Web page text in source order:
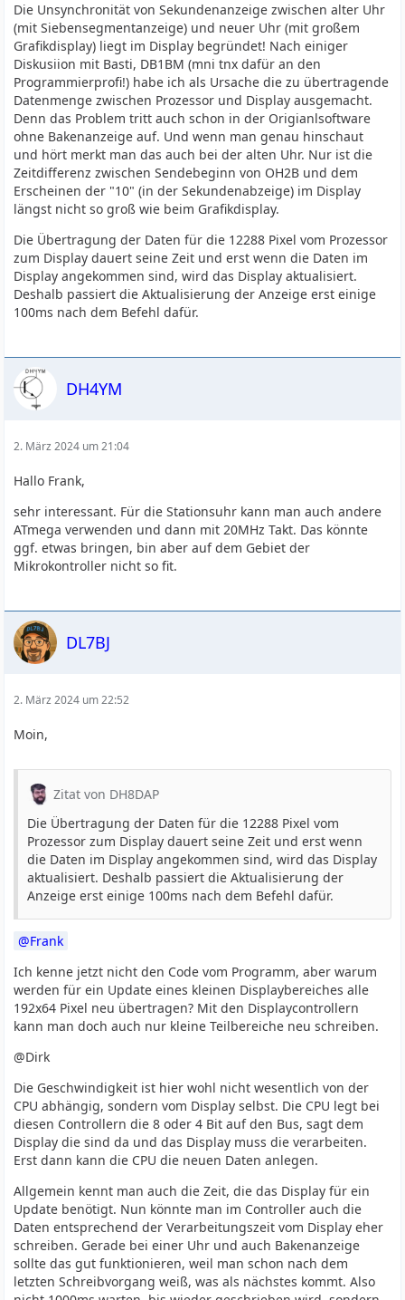
Die Unsynchronität von Sekundenanzeige zwischen alter Uhr
(mit Siebensegmentanzeige) und neuer Uhr (mit großem
Grafikdisplay) liegt im Display begründet! Nach einiger
Diskusiion mit Basti, DB1BM (mni tnx dafür an den
Programmierprofi!) habe ich als Ursache die zu übertragende
Datenmenge zwischen Prozessor und Display ausgemacht.
Denn das Problem tritt auch schon in der Origianlsoftware
ohne Bakenanzeige auf. Und wenn man genau hinschaut
und hört merkt man das auch bei der alten Uhr. Nur ist die
Zeitdifferenz zwischen Sendebeginn von OH2B und dem
Erscheinen der "10" (in der Sekundenabzeige) im Display
längst nicht so groß wie beim Grafikdisplay.
Die Übertragung der Daten für die 12288 Pixel vom Prozessor
zum Display dauert seine Zeit und erst wenn die Daten im
Display angekommen sind, wird das Display aktualisiert.
Deshalb passiert die Aktualisierung der Anzeige erst einige
100ms nach dem Befehl dafür.
DH4YM
2. März 2024 um 21:04
Hallo Frank,
sehr interessant. Für die Stationsuhr kann man auch andere
ATmega verwenden und dann mit 20MHz Takt. Das könnte
ggf. etwas bringen, bin aber auf dem Gebiet der
Mikrokontroller nicht so fit.
DL7BJ
2. März 2024 um 22:52
Moin,
Zitat von DH8DAP
Die Übertragung der Daten für die 12288 Pixel vom
Prozessor zum Display dauert seine Zeit und erst wenn
die Daten im Display angekommen sind, wird das Display
aktualisiert. Deshalb passiert die Aktualisierung der
Anzeige erst einige 100ms nach dem Befehl dafür.
Frank
Ich kenne jetzt nicht den Code vom Programm, aber warum
werden für ein Update eines kleinen Displaybereiches alle
192x64 Pixel neu übertragen? Mit den Displaycontrollern
kann man doch auch nur kleine Teilbereiche neu schreiben.
@Dirk
Die Geschwindigkeit ist hier wohl nicht wesentlich von der
CPU abhängig, sondern vom Display selbst. Die CPU legt bei
diesen Controllern die 8 oder 4 Bit auf den Bus, sagt dem
Display die sind da und das Display muss die verarbeiten.
Erst dann kann die CPU die neuen Daten anlegen.
Allgemein kennt man auch die Zeit, die das Display für ein
Update benötigt. Nun könnte man im Controller auch die
Daten entsprechend der Verarbeitungszeit vom Display eher
schreiben. Gerade bei einer Uhr und auch Bakenanzeige
sollte das gut funktionieren, weil man schon nach dem
letzten Schreibvorgang weiß, was als nächstes kommt. Also